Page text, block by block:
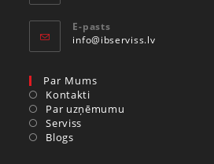
E-pasts
info@ibserviss.lv
Par Mums
Kontakti
Par uzņēmumu
Serviss
Blogs